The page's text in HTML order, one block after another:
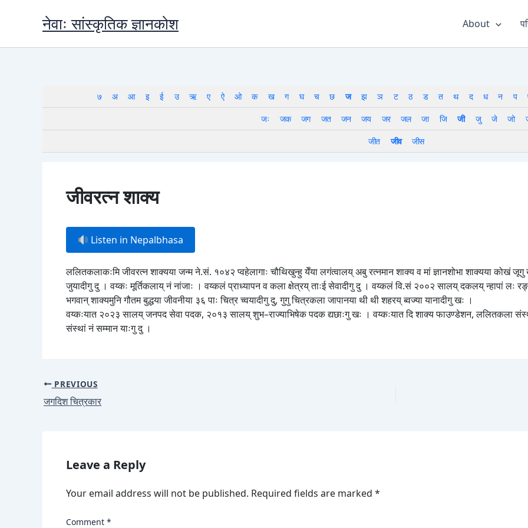
नेवाः सांस्कृतिक ज्ञानकोश About
७ अ आ इ ई उ ऋ ए ऐ ओ क ख ग घ च छ ज झ ञ ट ठ ड त थ द ध न प
जः
जक जग जत जन जय जर जल जा जि जी जु जे जो
जीत
जीव जीस
जीवरत्न शाक्य
Listen in Nepalbhasa
ललितकलाकःमि जीवरत्न शाक्यया जन्म ने.सं. १०४२ प्वहेलागाः चौथिखुन्हु येँया लगंत्वालय् अबु रत्नमान शाक्य व मां ज्ञानशोभा शाक्यया कोखं
जुयादीगु दु । वय्कः मूर्तिकलाय् नं नांजाः । वय्कलं प्राध्यापन व कला क्षेत्रय् ताःई सेवादीगु दु । वय्कलं वि.सं २००२ सालय् दकलय् न्हापां लः
भगवान् शाक्यमुनि गौतम बुद्धया जीवनीया ३६ पाः चित्र च्वयादीगु दु, गुगु चित्रकला जापानया थी थी शहरय् ब्वज्या यानादीगु खः ।
वय्कःयात २०२३ सालय् जनपद सेवा पदक, २०१३ सालय् शुभ–राज्याभिषेक पदक द्यछाःगु खः । वय्कःयात दि शाक्य फाउण्डेशन, ललितकला
संस्थां नं सम्मान याःगु दु ।
PREVIOUS
जगदिश चित्रकार
Leave a Reply
Your email address will not be published. Required fields are marked *
Comment *